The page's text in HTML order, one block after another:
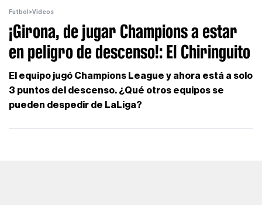
Futbol >Videos
¡Girona, de jugar Champions a estar
en peligro de descenso!: El Chiringuito
El equipo jugó Champions League y ahora está a solo
3 puntos del descenso. ¿Qué otros equipos se
pueden despedir de LaLiga?